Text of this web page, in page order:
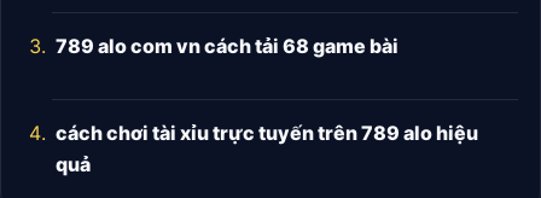
789 alo com vn cách tải 68 game bài
cách chơi tài xỉu trực tuyến trên 789 alo hiệu
quả